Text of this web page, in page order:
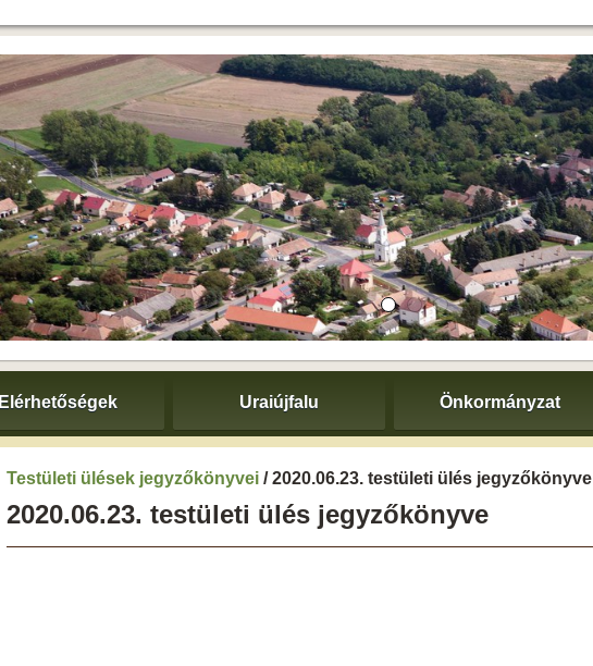
Elérhetőségek Uraiújfalu Önkormányzat
Testületi ülések jegyzőkönyvei / 2020.06.23. testületi ülés jegyzőkönyve
2020.06.23. testületi ülés jegyzőkönyve